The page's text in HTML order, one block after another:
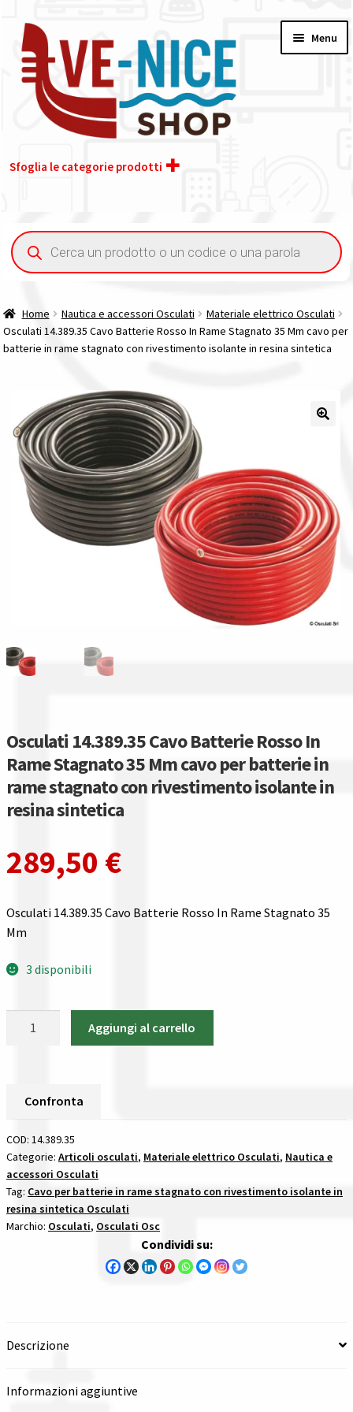
alla
navigazione
contenuto
Menu
Sfoglia le categorie prodotti
Acquisto iva 4% (agevolata)
Contatti
La nostra azienda
Condizioni generali
Acquisti in rete pubblica amministrazione
Assicurazione integrativa Garanzia3
Garanzia del produttore
Pagamenti
Confronta
Confronta
I nostri negozi
Spedizioni in europa
Wishlist
Checkout
Ricerca
prodotti
Home Nautica e accessori Osculati
Materiale elettrico Osculati
Osculati 14.389.35 Cavo Batterie Rosso In Rame Stagnato 35 Mm cavo per
batterie in rame stagnato con rivestimento isolante in resina sintetica
Osculati 14.389.35 Cavo Batterie Rosso In
Rame Stagnato 35 Mm cavo per batterie in
rame stagnato con rivestimento isolante in
resina sintetica
289,50 €
Osculati 14.389.35 Cavo Batterie Rosso In Rame Stagnato 35
Mm
3 disponibili
Rosso
Rame
Stagnato
35
Mm
cavo
per
rivestimento
in
Aggiungi al carrello
Confronta
COD: 14.389.35
Categorie: Articoli osculati, Materiale elettrico Osculati, Nautica e
accessori Osculati
Tag: Cavo per batterie in rame stagnato con rivestimento isolante in
resina sintetica Osculati
Marchio: Osculati, Osculati Osc
Condividi su:
Descrizione
Informazioni aggiuntive